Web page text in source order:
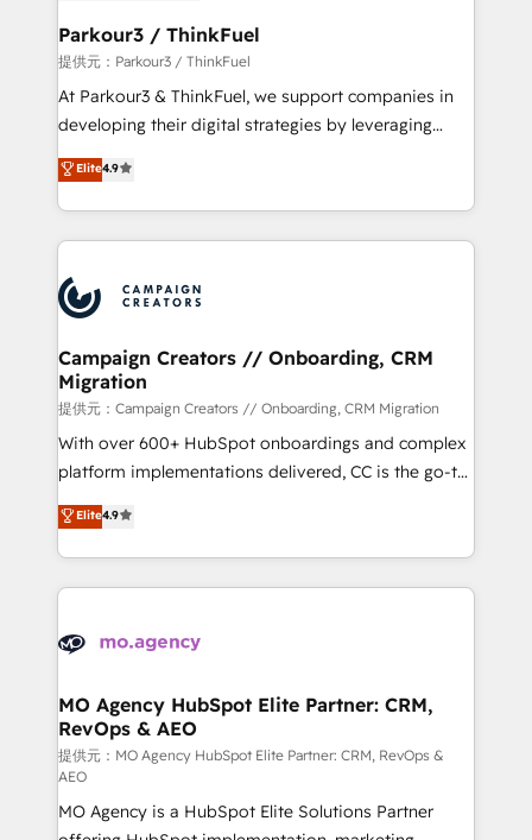
companies scale faster and smarter. 🔹 BOOMS:
Demand generation for all your buyers With BOOMS,
you invest in 100% of your buyers, accelerating your
growth and positioning yourself as an undisputed
transformation process A methodology designed to
implement HubSpot effectively and optimize your
record of business transformation, our growth-first
approach has helped brands dominate their
Parkour3 / ThinkFuel
提供元：Parkour3 / ThinkFuel
At Parkour3 & ThinkFuel, we support companies in
developing their digital strategies by leveraging
technologies and automating their marketing and
sales processes to generate growth. Our offer spans
from Strategy to Operations. We specialize in CRM
onboarding and implementation, web design, sales
extensive experience working with tech companies
and manufacturers since 2002, we are committed to
empowering our clients and developing their
autonomy. Get to grips with HubSpot through
guided implementation and seamless integration of
the CRM platform into your digital ecosystem. Would
you like support in deploying your inbound
to your needs and sales objectives. With 125+
certifications, we are part of the most certified
services are offered in both English & French.
Elite4.9
Campaign Creators // Onboarding, CRM
Migration
提供元：Campaign Creators // Onboarding, CRM Migration
With over 600+ HubSpot onboardings and complex
platform implementations delivered, CC is the go-to
Elite Solutions Partner for businesses ready to
migrate, replatform, and scale smarter. We specialize
in high-impact CRM and CMS migrations and
onboarding from platforms like Salesforce, NetSuite,
WordPress and legacy CRMs, turning fragmented
architectures that accelerate revenue operations and
performance. - Multi-object CRM migration, cleanup,
and implementation. - Pre-built and custom
integrations across your full tech stack. - Custom
object setup, CMS builds, and full-funnel automation.
Elite4.9
MO Agency HubSpot Elite Partner: CRM,
RevOps & AEO
提供元：MO Agency HubSpot Elite Partner: CRM, RevOps &
AEO
MO Agency is a HubSpot Elite Solutions Partner